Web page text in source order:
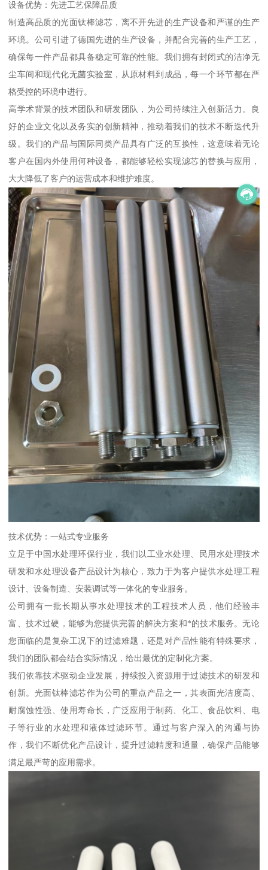
设备优势：先进工艺保障品质
制造高品质的光面钛棒滤芯，离不开先进的生产设备和严谨的生产
环境。公司引进了德国先进的生产设备，并配合完善的生产工艺，
确保每一件产品都具备稳定可靠的性能。我们拥有封闭式的洁净无
尘车间和现代化无菌实验室，从原材料到成品，每一个环节都在严
格受控的环境中进行。
高学术背景的技术团队和研发团队，为公司持续注入创新活力。良
好的企业文化以及务实的创新精神，推动着我们的技术不断迭代升
级。我们的产品与国际同类产品具有广泛的互换性，这意味着无论
客户在国内外使用何种设备，都能够轻松实现滤芯的替换与应用，
大大降低了客户的运营成本和维护难度。
技术优势：一站式专业服务
立足于中国水处理环保行业，我们以工业水处理、民用水处理技术
研发和水处理设备产品设计为核心，致力于为客户提供水处理工程
设计、设备制造、安装调试等一体化的专业服务。
公司拥有一批长期从事水处理技术的工程技术人员，他们经验丰
富、技术过硬，能够为您提供完善的解决方案和*的技术服务。无论
您面临的是复杂工况下的过滤难题，还是对产品性能有特殊要求，
我们的团队都会结合实际情况，给出最优的定制化方案。
我们依靠技术驱动企业发展，持续投入资源用于过滤技术的研发和
创新。光面钛棒滤芯作为公司的重点产品之一，其表面光洁度高、
耐腐蚀性强、使用寿命长，广泛应用于制药、化工、食品饮料、电
子等行业的水处理和液体过滤环节。通过与客户深入的沟通与协
作，我们不断优化产品设计，提升过滤精度和通量，确保产品能够
满足最严苛的应用需求。